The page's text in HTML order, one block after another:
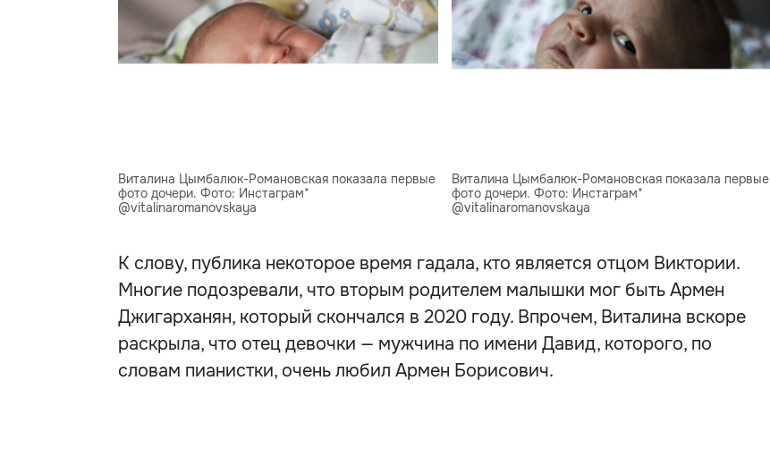
Виталина Цымбалюк-Романовская показала первые
фото дочери. Фото: Инстаграм*
@vitalinaromanovskaya
Виталина Цымбалюк-Романовская показала первые
фото дочери. Фото: Инстаграм*
@vitalinaromanovskaya
К слову, публика некоторое время гадала, кто является отцом Виктории.
Многие подозревали, что вторым родителем малышки мог быть Армен
Джигарханян, который скончался в 2020 году. Впрочем, Виталина вскоре
раскрыла, что отец девочки — мужчина по имени Давид, которого, по
словам пианистки, очень любил Армен Борисович.